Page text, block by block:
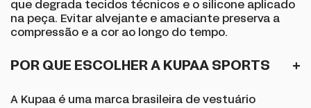
que degrada tecidos técnicos e o silicone aplicado
na peça. Evitar alvejante e amaciante preserva a
compressão e a cor ao longo do tempo.
POR QUE ESCOLHER A KUPAA SPORTS
A Kupaa é uma marca brasileira de vestuário